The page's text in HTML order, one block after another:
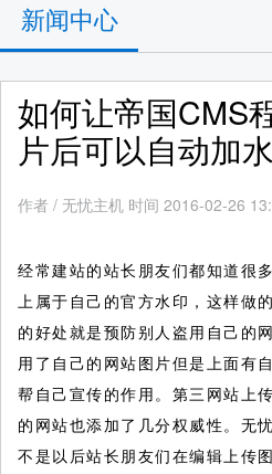
新闻中心
如何让帝国CMS
片后可以自动加
作者 / 无忧主机 时间 2016-02-26
经常建站的站长朋友们都知道很
上属于自己的官方水印，这样做
的好处就是预防别人盗用自己的
用了自己的网站图片但是上面有
帮自己宣传的作用。第三网站上
的网站也添加了几分权威性。无
不是以后站长朋友们在编辑上传